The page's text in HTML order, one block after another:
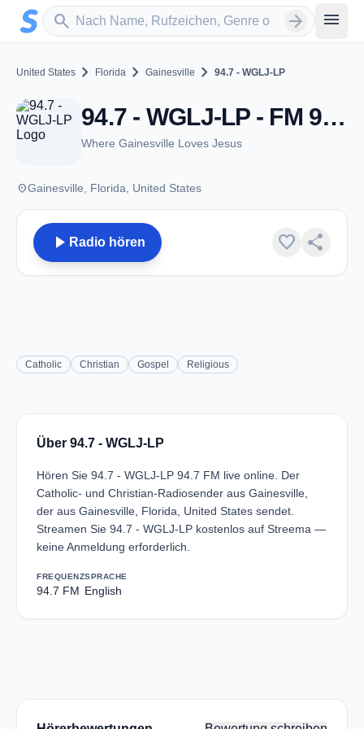
Zum Hauptinhalt springen
search
Sender suchen arrow_forward menu
United States chevron_right Florida chevron_right Gainesville chevron_right 94.7 - WGLJ-LP
94.7 - WGLJ-LP - FM 94.7 - Gainesville, FL
Where Gainesville Loves Jesus
placeGainesville, Florida, United States
play_arrow Radio hören favorite share
Catholic Christian Gospel Religious
Über 94.7 - WGLJ-LP
Hören Sie 94.7 - WGLJ-LP 94.7 FM live online. Der
Catholic- und Christian-Radiosender aus Gainesville,
der aus Gainesville, Florida, United States sendet.
Streamen Sie 94.7 - WGLJ-LP kostenlos auf Streema —
keine Anmeldung erforderlich.
FREQUENZ
94.7 FM
SPRACHE
English